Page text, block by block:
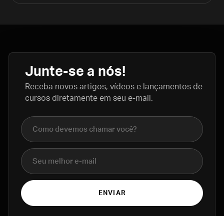
Junte-se a nós!
Receba novos artigos, vídeos e lançamentos de
cursos diretamente em seu e-mail.
Nome completo
E-mail
ENVIAR